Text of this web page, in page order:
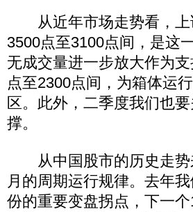
从近年市场走势看，上
3500点至3100点间，是这
无成交量进一步放大作为
点至2300点间，为箱体运
区。此外，二季度我们也
撑。
从中国股市的历史走势
月的周期运行规律。去年
份的重要变盘拐点，下一